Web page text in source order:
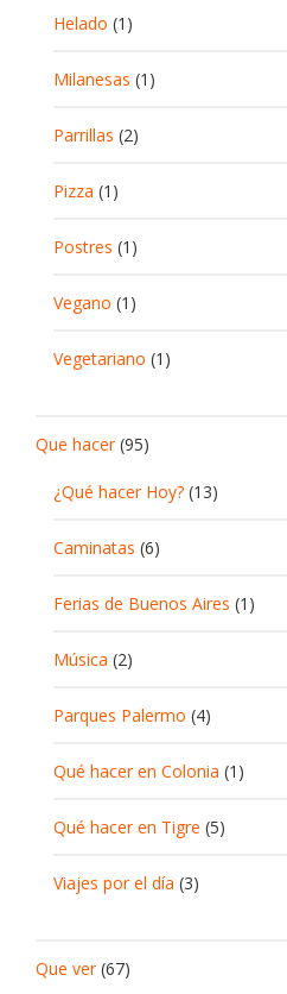
Helado (1)
Milanesas (1)
Parrillas (2)
Pizza (1)
Postres (1)
Vegano (1)
Vegetariano (1)
Que hacer(95)
¿Qué hacer Hoy? (13)
Caminatas (6)
Ferias de Buenos Aires (1)
Música (2)
Parques Palermo (4)
Qué hacer en Colonia (1)
Qué hacer en Tigre (5)
Viajes por el día (3)
Que ver(67)